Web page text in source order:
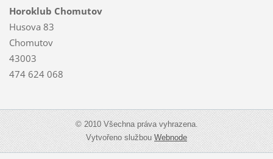
Horoklub Chomutov
Husova 83
Chomutov
43003
474 624 068
© 2010 Všechna práva vyhrazena.
Vytvořeno službouWebnode